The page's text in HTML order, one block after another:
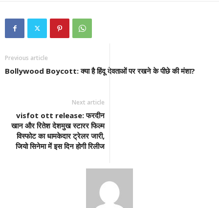
Previous article
Bollywood Boycott: क्या है हिंदू देवताओं पर रखने के पीछे की मंशा?
Next article
visfot ott release: फरदीन
खान और रितेश देशमुख स्टारर फिल्म
विस्फोट का धामकेदार ट्रेलर जारी,
जियो सिनेमा में इस दिन होगी रिलीज